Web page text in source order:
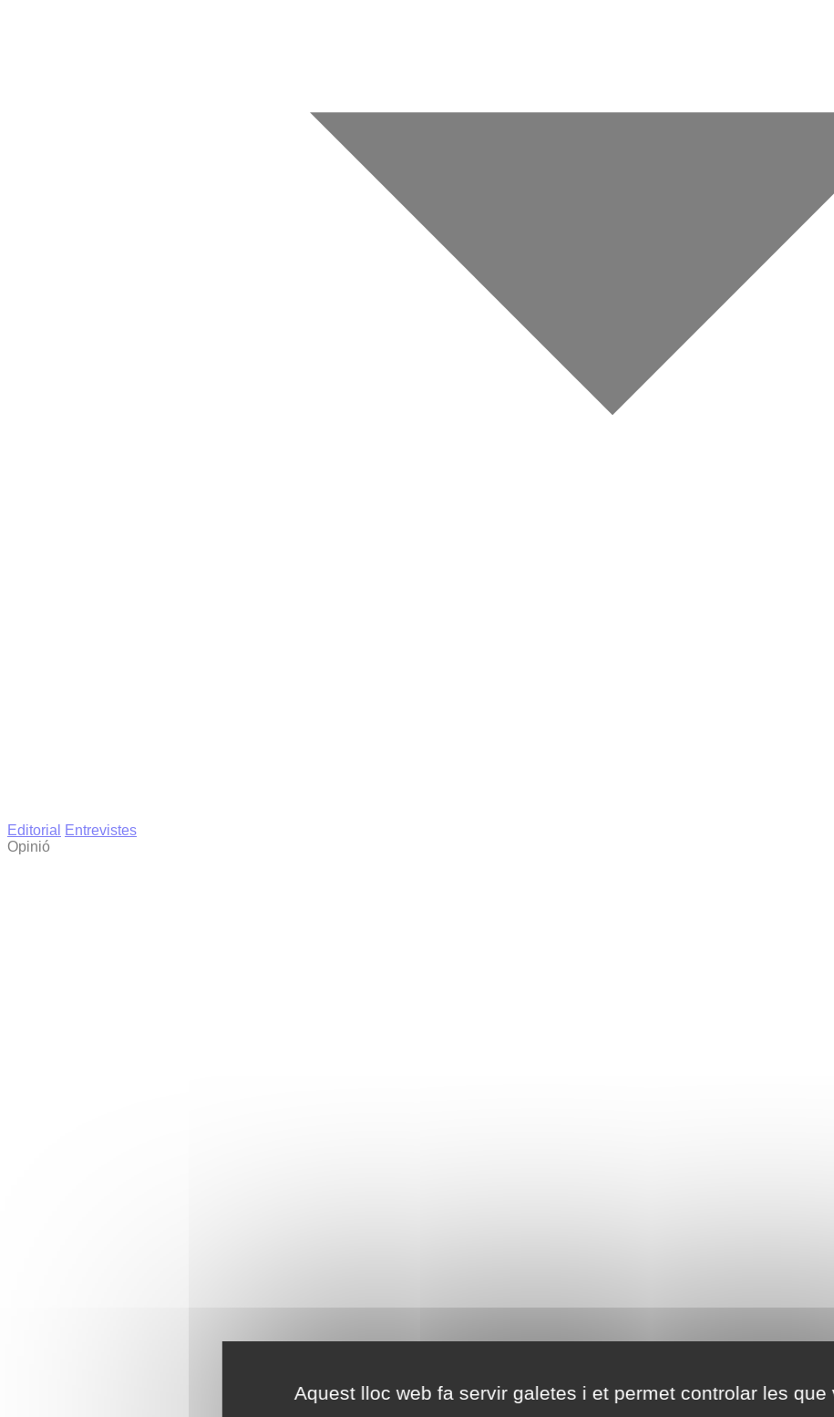
Aquest lloc web fa servir galetes i et permet controlar les que
Editorial
Entrevistes
Opinió